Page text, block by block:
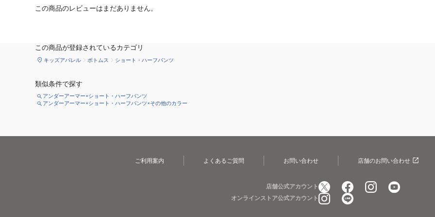
この商品のレビューはまだありません。
この商品が登録されているカテゴリ
キッズアパレル ボトムス ショート・ハーフパンツ
類似条件で探す
アンダーアーマー×ショート・ハーフパンツ
アンダーアーマー×ショート・ハーフパンツ×その他のカラー
ご利用案内 よくあるご質問 お問い合わせ 店舗のお問い合わせ
店舗公式アカウント
オンラインストア公式アカウント